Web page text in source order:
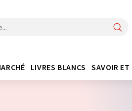
LIVRES BLANCS SAVOIR ET